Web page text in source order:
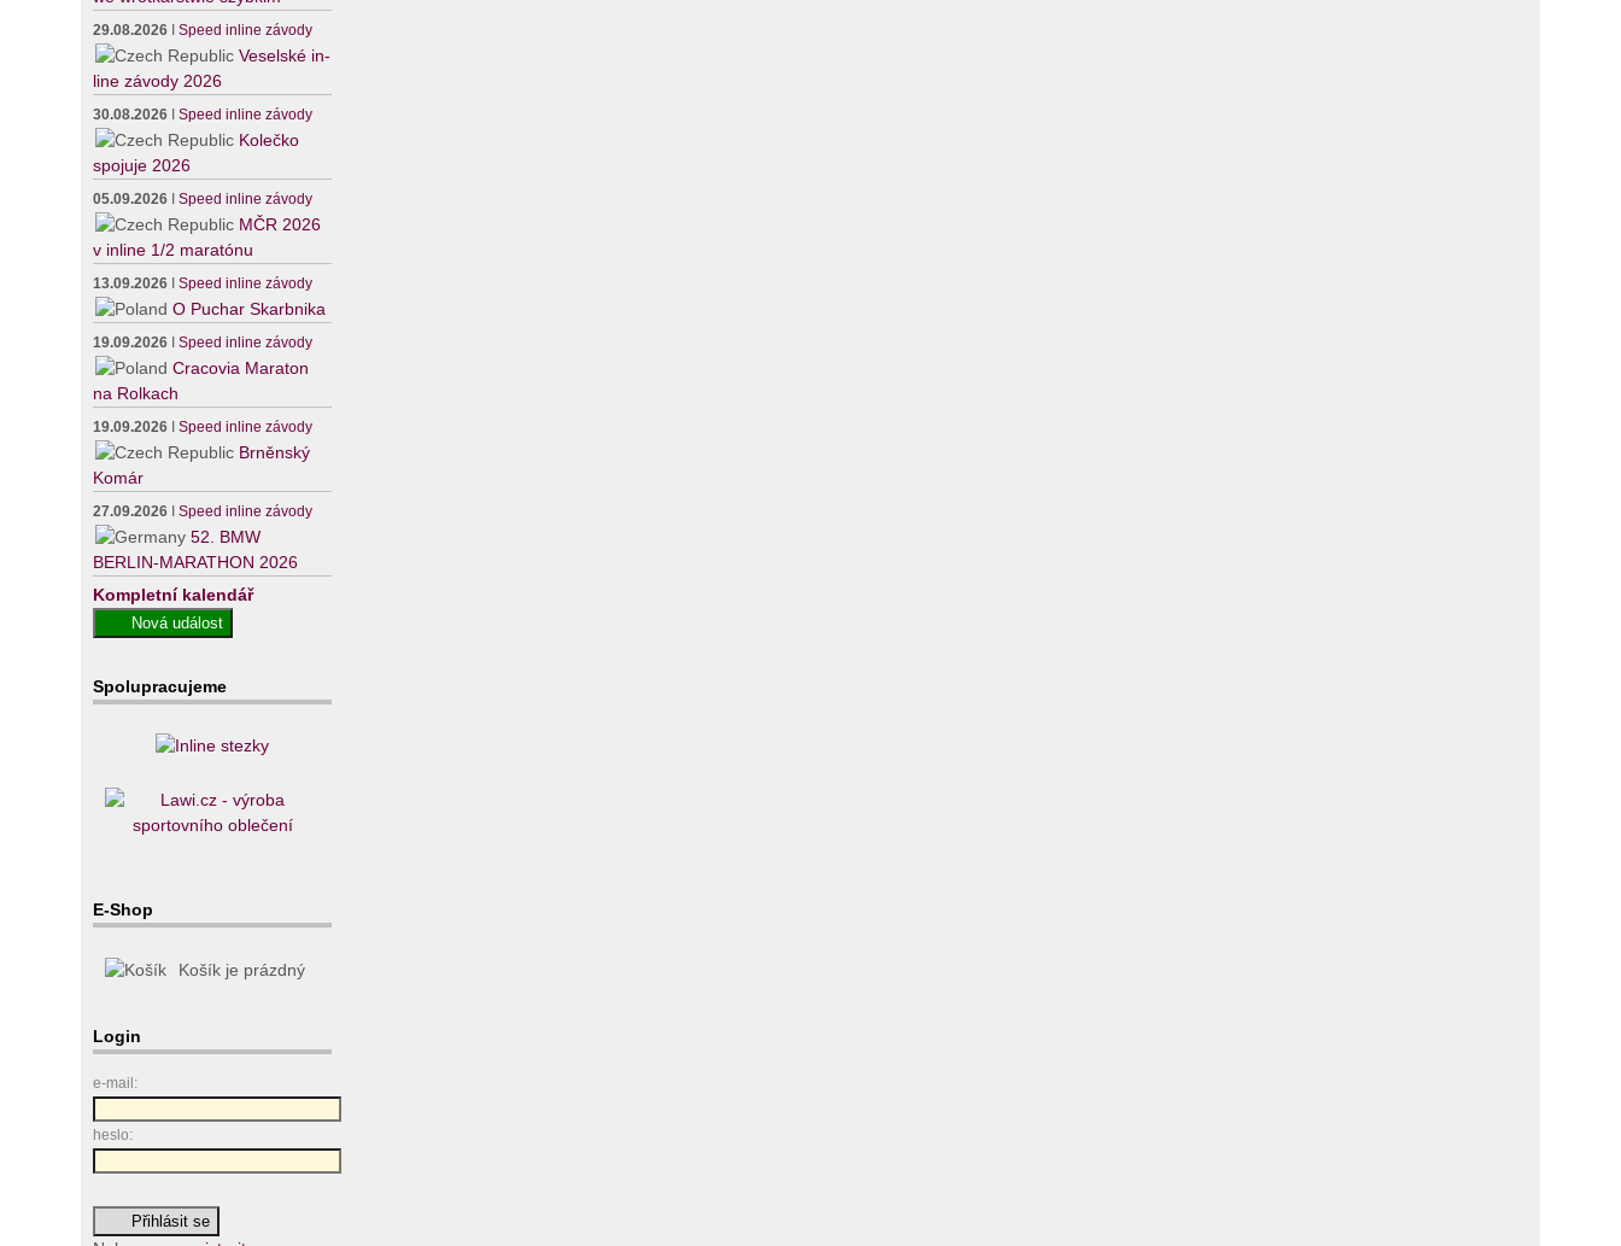
29.08.2026 ISpeed inline závody
Veselské in-
line závody 2026
30.08.2026 ISpeed inline závody
Kolečko
spojuje 2026
05.09.2026 ISpeed inline závody
MČR 2026
v inline 1/2 maratónu
13.09.2026 ISpeed inline závody
O Puchar Skarbnika
19.09.2026 ISpeed inline závody
Cracovia Maraton
na Rolkach
19.09.2026 ISpeed inline závody
Brněnský
Komár
27.09.2026 ISpeed inline závody
52. BMW
BERLIN-MARATHON 2026
Kompletní kalendář
Spolupracujeme
E-Shop
Košík je prázdný
Login
e-mail:
heslo: